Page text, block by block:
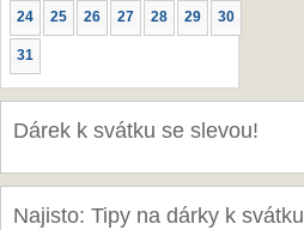
24 25 26 27 28 29 30
31
Dárek k svátku se slevou!
Najisto: Tipy na dárky k svátku